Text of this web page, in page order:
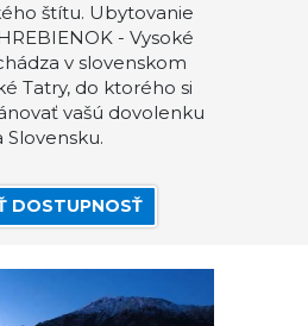
štítu. Ubytovanie
- Vysoké
v slovenskom
Tatry, do ktorého si
vašú dovolenku
Slovensku.
DOSTUPNOSŤ